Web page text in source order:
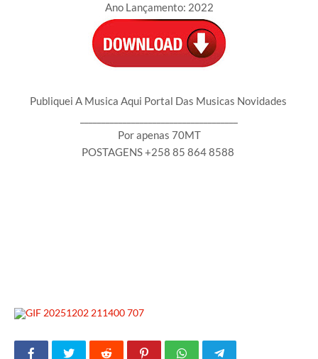
Ano Lançamento: 2022
Publiquei A Musica Aqui Portal Das Musicas Novidades
Por apenas 70MT
POSTAGENS +258 85 864 8588